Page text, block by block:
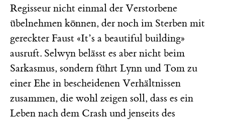
Regisseur nicht einmal der Verstorbene
übelnehmen können, der noch im Sterben mit
gereckter Faust «It’s a beautiful building»
ausruft. Selwyn belässt es aber nicht beim
Sarkasmus, sondern führt Lynn und Tom zu
einer Ehe in bescheidenen Verhältnissen
zusammen, die wohl zeigen soll, dass es ein
Leben nach dem Crash und jenseits des